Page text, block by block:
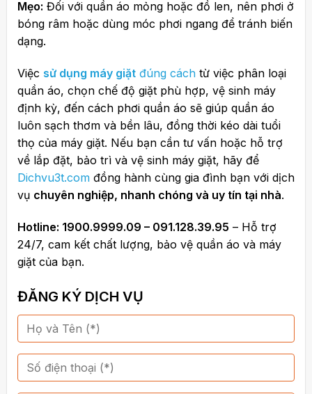
Mẹo: Đối với quần áo mỏng hoặc đồ len, nên phơi ở
bóng râm hoặc dùng móc phơi ngang để tránh biến
dạng.
Việc sử dụng máy giặtđúng cáchtừ việc phân loại
quần áo, chọn chế độ giặt phù hợp, vệ sinh máy
định kỳ, đến cách phơi quần áo sẽ giúp quần áo
luôn sạch thơm và bền lâu, đồng thời kéo dài tuổi
thọ của máy giặt. Nếu bạn cần tư vấn hoặc hỗ trợ
về lắp đặt, bảo trì và vệ sinh máy giặt, hãy để
Dichvu3t.comđồng hành cùng gia đình bạn với dịch
vụ chuyên nghiệp, nhanh chóng và uy tín tại nhà.
Hotline: 1900.9999.09 – 091.128.39.95 – Hỗ trợ
24/7, cam kết chất lượng, bảo vệ quần áo và máy
giặt của bạn.
ĐĂNG KÝ DỊCH VỤ